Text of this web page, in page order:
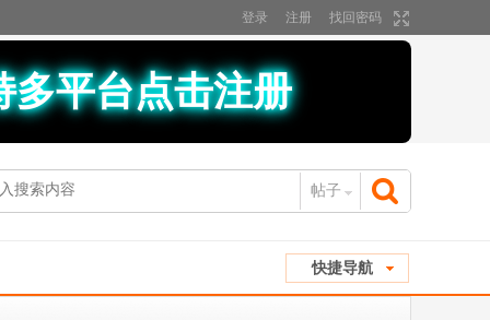
登录 注册 找回密码
多平台点击注册
帖子
快捷导航